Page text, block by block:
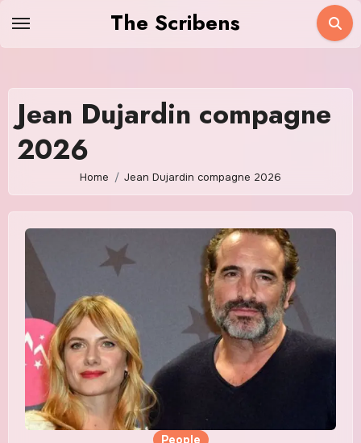
The Scribens
Jean Dujardin compagne
2026
Home Jean Dujardin compagne 2026
People